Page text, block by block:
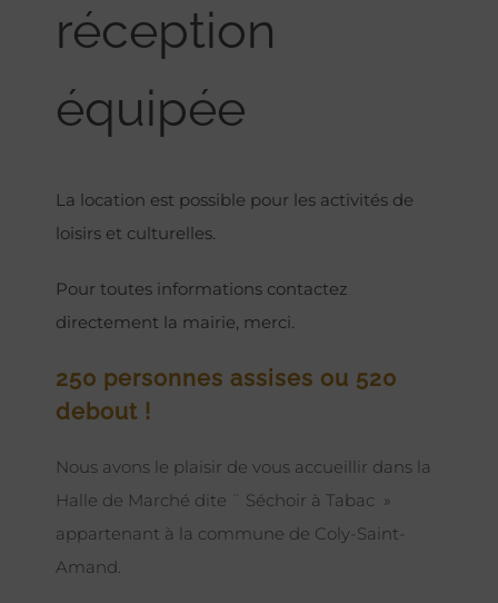
réception
équipée
La location est possible pour les activités de
loisirs et culturelles.
Pour toutes informations contactez
directement la mairie, merci.
250 personnes assises ou 520
debout !
Nous avons le plaisir de vous accueillir dans la
Halle de Marché dite ¨ Séchoir à Tabac »
appartenant à la commune de Coly-Saint-
Amand.